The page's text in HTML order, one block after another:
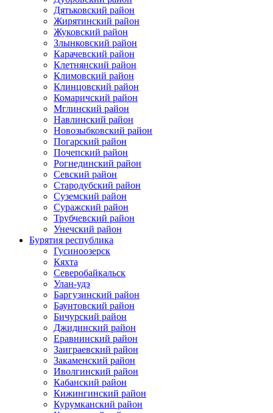
Дятьковский район
Жирятинский район
Жуковский район
Злынковский район
Карачевский район
Клетнянский район
Климовский район
Клинцовский район
Комаричский район
Мглинский район
Навлинский район
Новозыбковский район
Погарский район
Почепский район
Рогнединский район
Севский район
Стародубский район
Суземский район
Суражский район
Трубчевский район
Унечский район
Бурятия республика
Гусиноозерск
Кяхта
Северобайкальск
Улан-удэ
Баргузинский район
Баунтовский район
Бичурский район
Джидинский район
Еравнинский район
Заиграевский район
Закаменский район
Иволгинский район
Кабанский район
Кижингинский район
Курумканский район